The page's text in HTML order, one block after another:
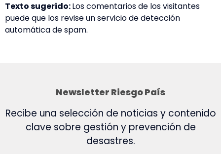
Texto sugerido:Los comentarios de los visitantes
puede que los revise un servicio de detección
automática de spam.
Newsletter Riesgo País
Recibe una selección de noticias y contenido
clave sobre gestión y prevención de
desastres.